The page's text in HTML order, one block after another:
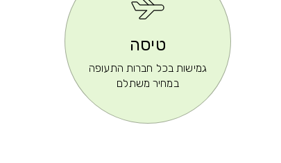
טיסה
גמישות בכל חברות התעופה
במחיר משתלם